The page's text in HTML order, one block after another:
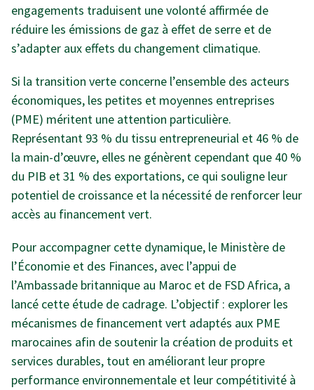
engagements traduisent une volonté affirmée de
réduire les émissions de gaz à effet de serre et de
s’adapter aux effets du changement climatique.
Si la transition verte concerne l’ensemble des acteurs
économiques, les petites et moyennes entreprises
(PME) méritent une attention particulière.
Représentant 93 % du tissu entrepreneurial et 46 % de
la main-d’œuvre, elles ne génèrent cependant que 40 %
du PIB et 31 % des exportations, ce qui souligne leur
potentiel de croissance et la nécessité de renforcer leur
accès au financement vert.
Pour accompagner cette dynamique, le Ministère de
l’Économie et des Finances, avec l’appui de
l’Ambassade britannique au Maroc et de FSD Africa, a
lancé cette étude de cadrage. L’objectif : explorer les
mécanismes de financement vert adaptés aux PME
marocaines afin de soutenir la création de produits et
services durables, tout en améliorant leur propre
performance environnementale et leur compétitivité à